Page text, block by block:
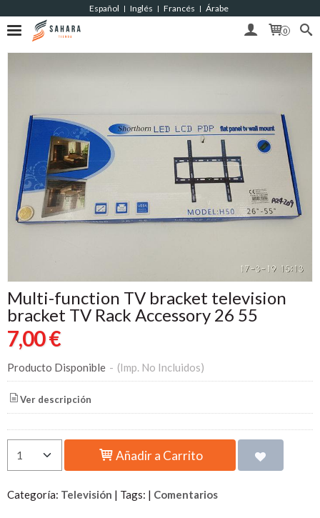
Español | Inglés | Francés | Árabe
0
Multi-function TV bracket television
bracket TV Rack Accessory 26 55
7,00 €
Producto Disponible - (Imp. No Incluidos)
Ver descripción
Añadir a Carrito
Categoría: Televisión | Tags: | Comentarios